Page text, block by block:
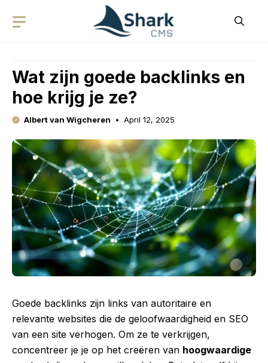
Wat zijn goede backlinks en
hoe krijg je ze?
Albert van Wigcheren April 12, 2025
Goede backlinks zijn links van autoritaire en
relevante websites die de geloofwaardigheid en SEO
van een site verhogen. Om ze te verkrijgen,
concentreer je je op het creëren van hoogwaardige